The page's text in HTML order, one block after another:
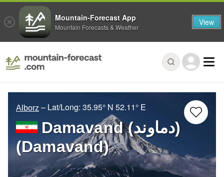
Alborz – Lat/Long: 35.95° N 52.11° E
Damavand (دماوند)
(Damavand)
Mountain-Forecast App
Mountain Forecasts & Weather View